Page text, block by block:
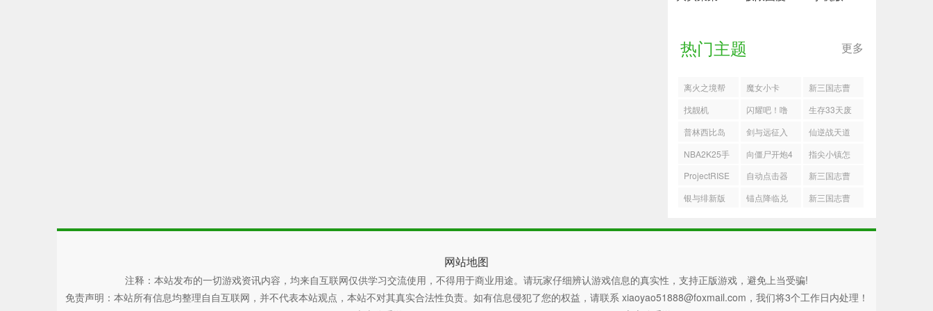
热门主题 更多
离火之境帮
派讨伐怎么
打
魔女小卡
新三国志曹
操传诸天星
曜木星君100
找靓机
闪耀吧！噜
咪
生存33天废
土争霸玩法
指南
普林西比岛
剑与远征入
职风云奇境
懒人图速通
攻略
仙逆战天道
攻略
NBA2K25手
机版
向僵尸开炮4
月最新手游
兑换码大全
指尖小镇怎
么快速赚钱
ProjectRISE
手游官方正
自动点击器
autoclicker
新三国志曹
操传华佗无
银与绯新版
锚点降临兑
新三国志曹
网站地图
注释：本站发布的一切游戏资讯内容，均来自互联网仅供学习交流使用，不得用于商业用途。请玩家仔细辨认游戏信息的真实性，支持正版游戏，避免上当受骗!
免责声明：本站所有信息均整理自自互联网，并不代表本站观点，本站不对其真实合法性负责。如有信息侵犯了您的权益，请联系 xiaoyao51888@foxmail.com，我们将3个工作日内处理！